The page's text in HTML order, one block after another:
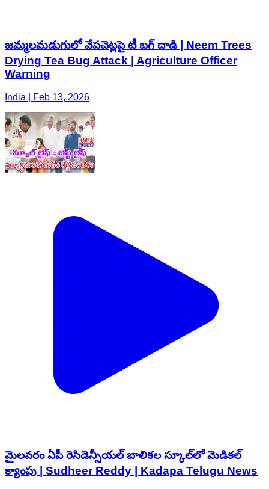
జమ్మలమడుగులో వేపచెట్లపై టీ బగ్ దాడి | Neem Trees
Drying Tea Bug Attack | Agriculture Officer
Warning
India | Feb 13, 2026
మైలవరం ఏపీ రెసిడెన్సీయల్ బాలికల స్కూల్‌లో మెడికల్
క్యాంపు | Sudheer Reddy | Kadapa Telugu News